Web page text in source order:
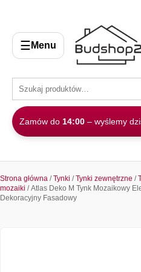
☰ Menu
Zamów do 14:00 – wyślemy
Strona główna /Tynki /Tynki zewnętrzne /
mozaiki / Atlas Deko M Tynk Mozaikowy
Dekoracyjny Fasadowy